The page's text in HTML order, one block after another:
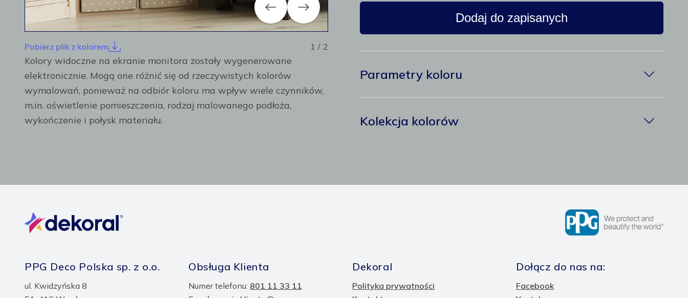
Previous Next
Pobierz plik z kolorem 1 / 2
Kolory widoczne na ekranie monitora zostały wygenerowane
elektronicznie. Mogą one różnić się od rzeczywistych kolorów
wymalowań, ponieważ na odbiór koloru ma wpływ wiele czynników,
m.in. oświetlenie pomieszczenia, rodzaj malowanego podłoża,
wykończenie i połysk materiału.
Dodaj do zapisanych
Parametry koloru
Kolekcja kolorów
PPG Deco Polska sp. z o.o.
ul. Kwidzyńska 8
Obsługa Klienta
Numer telefonu: 801 11 33 11
Dekoral
Polityka prywatności
Dołącz do nas na:
Facebook